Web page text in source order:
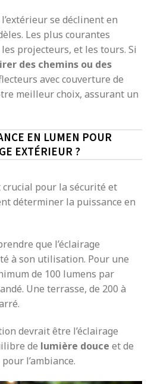
se déclinent en
Les plus courantes
projecteurs, et les tours. Si
des chemins ou des
avec couverture de
meilleur choix, assurant un
EN LUMEN POUR
EXTÉRIEUR ?
crucial pour la sécurité et
déterminer la puissance en
que l’éclairage
à son utilisation. Pour une
de 100 lumens par
Une terrasse, de 200 à
devrait être l’éclairage
de lumière douce et de
l’ambiance.